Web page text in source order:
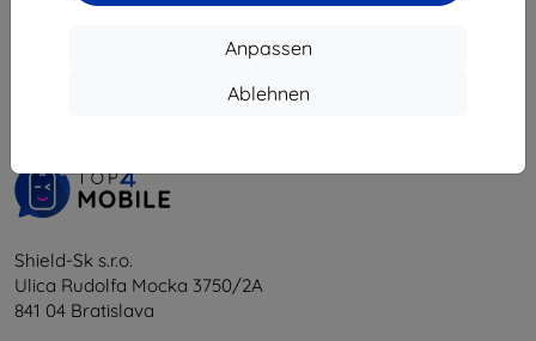
Anpassen
Ablehnen
vom ganzen6.
Shield-Sk s.r.o.
Ulica Rudolfa Mocka 3750/2A
841 04 Bratislava